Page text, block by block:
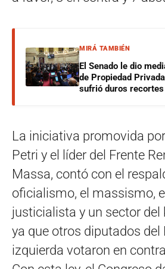
MIRÁ TAMBIÉN
El Senado le dio
de Propiedad
sufrió duros recortes
La iniciativa promovida
Petri y el líder del Frente
Massa, contó con el
oficialismo, el massismo,
justicialista y un sector del
ya que otros diputados del
izquierda votaron en